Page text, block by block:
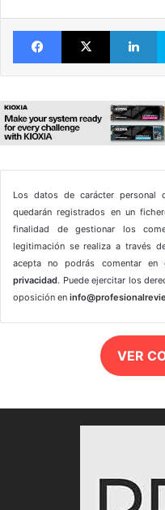
FacebookX
Los datos de carácter personal
quedarán registrados en un
finalidad de gestionar los
legitimación se realiza a través
acepta no podrás comentar en
privacidad. Puede ejercitar los
oposición en
VER